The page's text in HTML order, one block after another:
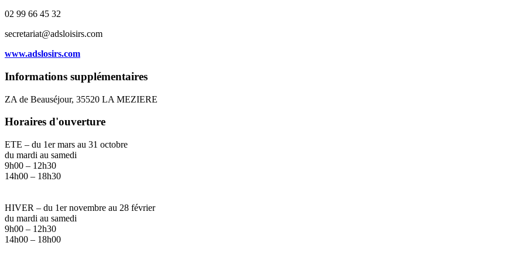
02 99 66 45 32
secretariat@adsloisirs.com
www.adslosirs.com
Informations supplémentaires
ZA de Beauséjour, 35520 LA MEZIERE
Horaires d'ouverture
ETE – du 1er mars au 31 octobre
du mardi au samedi
9h00 – 12h30
14h00 – 18h30
HIVER – du 1er novembre au 28 février
du mardi au samedi
9h00 – 12h30
14h00 – 18h00